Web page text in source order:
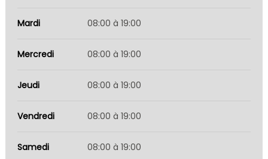
Mardi 08:00 à 19:00
Mercredi 08:00 à 19:00
Jeudi 08:00 à 19:00
Vendredi 08:00 à 19:00
Samedi 08:00 à 19:00